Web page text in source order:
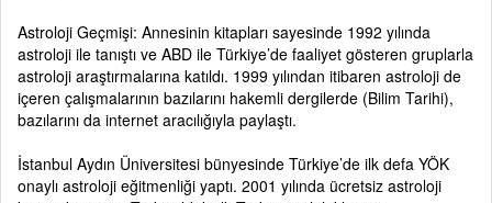
Astroloji Geçmişi: Annesinin kitapları sayesinde 1992 yılında
astroloji ile tanıştı ve ABD ile Türkiye’de faaliyet gösteren gruplarla
astroloji araştırmalarına katıldı. 1999 yılından itibaren astroloji de
içeren çalışmalarının bazılarını hakemli dergilerde (Bilim Tarihi),
bazılarını da internet aracılığıyla paylaştı.
İstanbul Aydın Üniversitesi bünyesinde Türkiye’de ilk defa YÖK
onaylı astroloji eğitmenliği yaptı. 2001 yılında ücretsiz astroloji